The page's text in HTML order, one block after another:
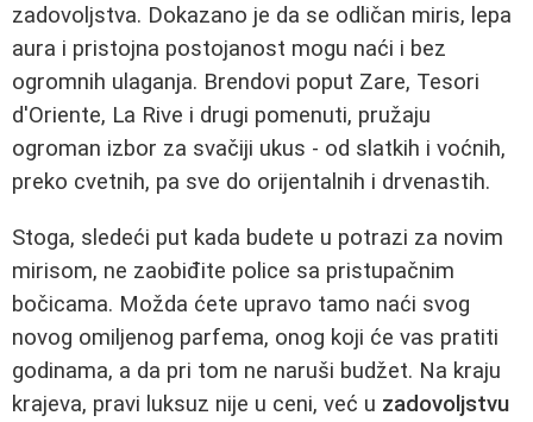
zadovoljstva. Dokazano je da se odličan miris, lepa
aura i pristojna postojanost mogu naći i bez
ogromnih ulaganja. Brendovi poput Zare, Tesori
d'Oriente, La Rive i drugi pomenuti, pružaju
ogroman izbor za svačiji ukus - od slatkih i voćnih,
preko cvetnih, pa sve do orijentalnih i drvenastih.
Stoga, sledeći put kada budete u potrazi za novim
mirisom, ne zaobiđite police sa pristupačnim
bočicama. Možda ćete upravo tamo naći svog
novog omiljenog parfema, onog koji će vas pratiti
godinama, a da pri tom ne naruši budžet. Na kraju
krajeva, pravi luksuz nije u ceni, već u zadovoljstvu